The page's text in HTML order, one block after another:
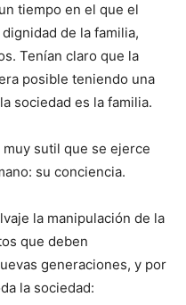
tiempo en el que el
de la familia,
Tenían claro que la
posible teniendo una
sociedad es la familia.
sutil que se ejerce
su conciencia.
la manipulación de la
que deben
generaciones, y por
la sociedad: